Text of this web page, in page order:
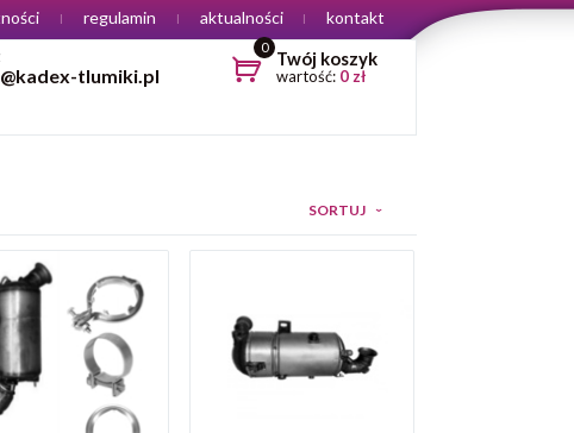
tlumiki.pl
0
Twój koszyk
wartość: 0zł
regulamin aktualności kontakt
SORTUJ